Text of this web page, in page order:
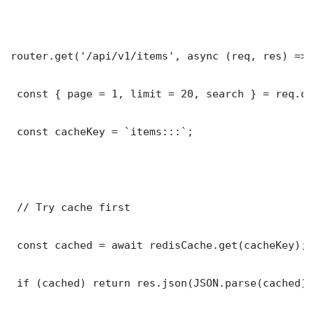
router.get('/api/v1/items', async (req, res) =>
const { page = 1, limit = 20, search } =
const cacheKey = `items:::`;
// Try cache first
const cached = await redisCache.get(cacheKey);
if (cached) return